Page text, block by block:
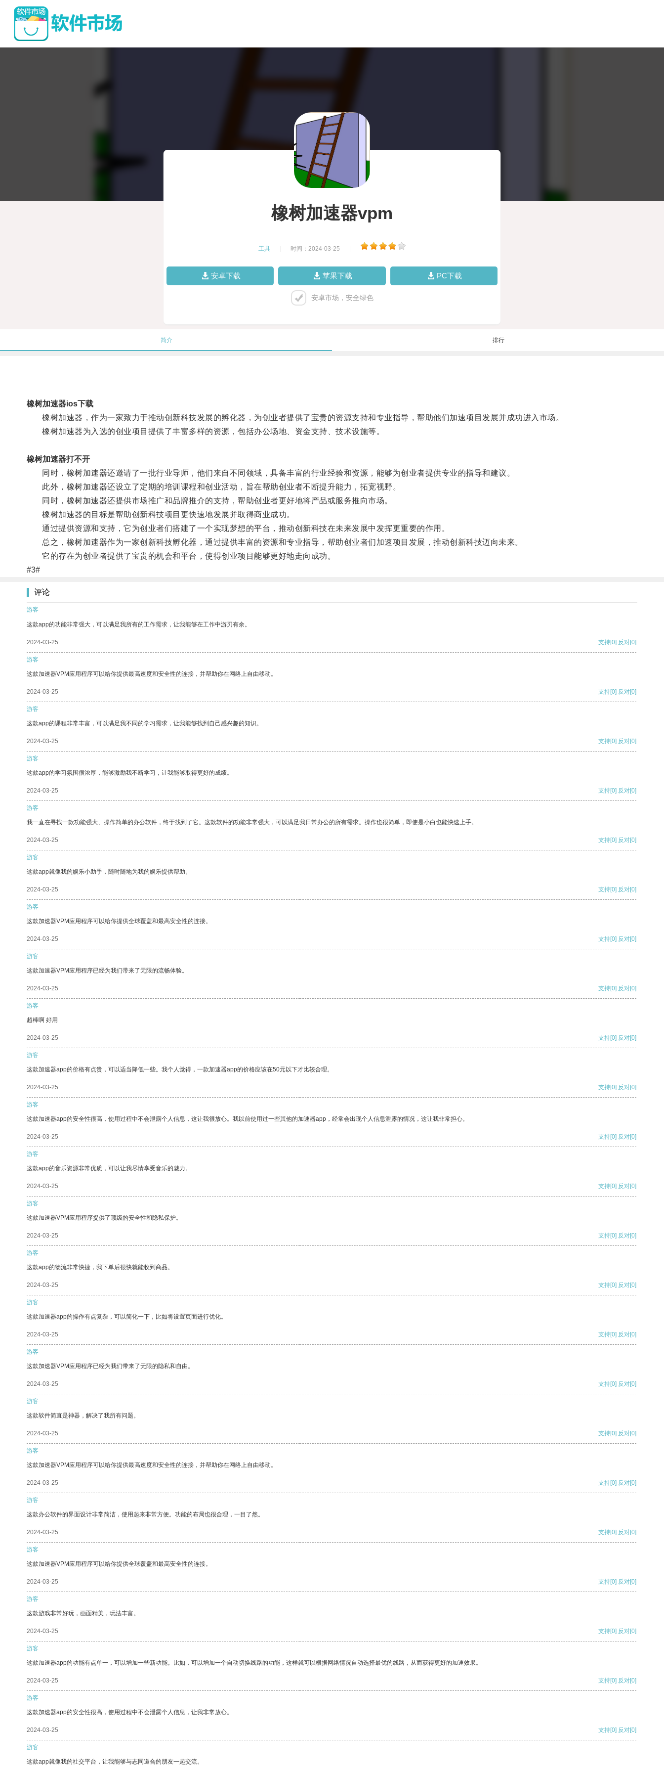
橡树加速器vpm
工具 时间：2024-03-25
安卓下载 苹果下载 PC下载
安卓市场，安全绿色
简介 排行
橡树加速器ios下载
橡树加速器，作为一家致力于推动创新科技发展的孵化器，为创业者提供了宝贵的资源支持和专业指导，帮助他们加速项目发展并成功进入市场。
橡树加速器为入选的创业项目提供了丰富多样的资源，包括办公场地、资金支持、技术设施等。
橡树加速器打不开
同时，橡树加速器还邀请了一批行业导师，他们来自不同领域，具备丰富的行业经验和资源，能够为创业者提供专业的指导和建议。
此外，橡树加速器还设立了定期的培训课程和创业活动，旨在帮助创业者不断提升能力，拓宽视野。
同时，橡树加速器还提供市场推广和品牌推介的支持，帮助创业者更好地将产品或服务推向市场。
橡树加速器的目标是帮助创新科技项目更快速地发展并取得商业成功。
通过提供资源和支持，它为创业者们搭建了一个实现梦想的平台，推动创新科技在未来发展中发挥更重要的作用。
总之，橡树加速器作为一家创新科技孵化器，通过提供丰富的资源和专业指导，帮助创业者们加速项目发展，推动创新科技迈向未来。
它的存在为创业者提供了宝贵的机会和平台，使得创业项目能够更好地走向成功。
#3#
评论
游客
这款app的功能非常强大，可以满足我所有的工作需求，让我能够在工作中游刃有余。
2024-03-25 支持[0] 反对[0]
游客
这款加速器VPM应用程序可以给你提供最高速度和安全性的连接，并帮助你在网络上自由移动。
2024-03-25 支持[0] 反对[0]
游客
这款app的课程非常丰富，可以满足我不同的学习需求，让我能够找到自己感兴趣的知识。
2024-03-25 支持[0] 反对[0]
游客
这款app的学习氛围很浓厚，能够激励我不断学习，让我能够取得更好的成绩。
2024-03-25 支持[0] 反对[0]
游客
我一直在寻找一款功能强大、操作简单的办公软件，终于找到了它。这款软件的功能非常强大，可以满足我日常办公的所有需求。操作也很简单，即使是小白也能快速上手。
2024-03-25 支持[0] 反对[0]
游客
这款app就像我的娱乐小助手，随时随地为我的娱乐提供帮助。
2024-03-25 支持[0] 反对[0]
游客
这款加速器VPM应用程序可以给你提供全球覆盖和最高安全性的连接。
2024-03-25 支持[0] 反对[0]
游客
这款加速器VPM应用程序已经为我们带来了无限的流畅体验。
2024-03-25 支持[0] 反对[0]
游客
超棒啊 好用
2024-03-25 支持[0] 反对[0]
游客
这款加速器app的价格有点贵，可以适当降低一些。我个人觉得，一款加速器app的价格应该在50元以下才比较合理。
2024-03-25 支持[0] 反对[0]
游客
这款加速器app的安全性很高，使用过程中不会泄露个人信息，这让我很放心。我以前使用过一些其他的加速器app，经常会出现个人信息泄露的情况，这让我非常担心。
2024-03-25 支持[0] 反对[0]
游客
这款app的音乐资源非常优质，可以让我尽情享受音乐的魅力。
2024-03-25 支持[0] 反对[0]
游客
这款加速器VPM应用程序提供了顶级的安全性和隐私保护。
2024-03-25 支持[0] 反对[0]
游客
这款app的物流非常快捷，我下单后很快就能收到商品。
2024-03-25 支持[0] 反对[0]
游客
这款加速器app的操作有点复杂，可以简化一下，比如将设置页面进行优化。
2024-03-25 支持[0] 反对[0]
游客
这款加速器VPM应用程序已经为我们带来了无限的隐私和自由。
2024-03-25 支持[0] 反对[0]
游客
这款软件简直是神器，解决了我所有问题。
2024-03-25 支持[0] 反对[0]
游客
这款加速器VPM应用程序可以给你提供最高速度和安全性的连接，并帮助你在网络上自由移动。
2024-03-25 支持[0] 反对[0]
游客
这款办公软件的界面设计非常简洁，使用起来非常方便。功能的布局也很合理，一目了然。
2024-03-25 支持[0] 反对[0]
游客
这款加速器VPM应用程序可以给你提供全球覆盖和最高安全性的连接。
2024-03-25 支持[0] 反对[0]
游客
这款游戏非常好玩，画面精美，玩法丰富。
2024-03-25 支持[0] 反对[0]
游客
这款加速器app的功能有点单一，可以增加一些新功能。比如，可以增加一个自动切换线路的功能，这样就可以根据网络情况自动选择最优的线路，从而获得更好的加速效果。
2024-03-25 支持[0] 反对[0]
游客
这款加速器app的安全性很高，使用过程中不会泄露个人信息，让我非常放心。
2024-03-25 支持[0] 反对[0]
游客
这款app就像我的社交平台，让我能够与志同道合的朋友一起交流。